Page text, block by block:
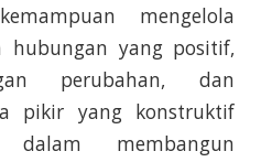
mengelola
hubungan yang positif,
perubahan, dan
pikir yang konstruktif
membangun